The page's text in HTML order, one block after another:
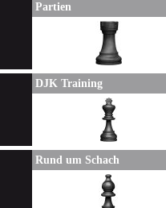
Partien
DJK Training
Rund um Schach